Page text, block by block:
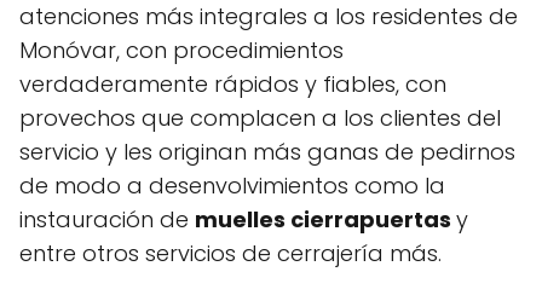
atenciones más integrales a los residentes de
Monóvar, con procedimientos
verdaderamente rápidos y fiables, con
provechos que complacen a los clientes del
servicio y les originan más ganas de pedirnos
de modo a desenvolvimientos como la
instauración de muelles cierrapuertas y
entre otros servicios de cerrajería más.